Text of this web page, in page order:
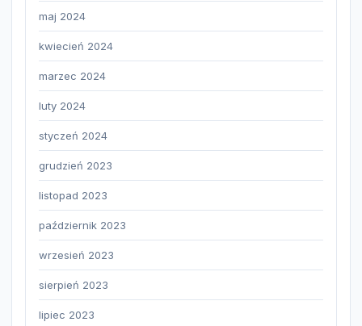
maj 2024
kwiecień 2024
marzec 2024
luty 2024
styczeń 2024
grudzień 2023
listopad 2023
październik 2023
wrzesień 2023
sierpień 2023
lipiec 2023